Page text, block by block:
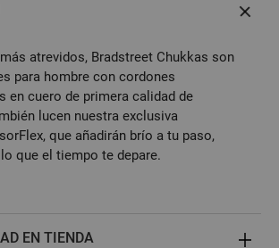
atrevidos, Bradstreet Chukkas son
para hombre con cordones
en cuero de primera calidad de
lucen nuestra exclusiva
que añadirán brío a tu paso,
que el tiempo te depare.
EN TIENDA